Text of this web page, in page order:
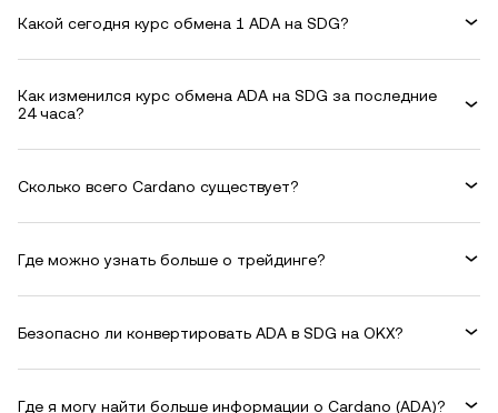
Какой сегодня курс обмена 1 ADA на SDG?
Как изменился курс обмена ADA на SDG за последние
24 часа?
Сколько всего Cardano существует?
Где можно узнать больше о трейдинге?
Безопасно ли конвертировать ADA в SDG на OKX?
Где я могу найти больше информации о Cardano (ADA)?